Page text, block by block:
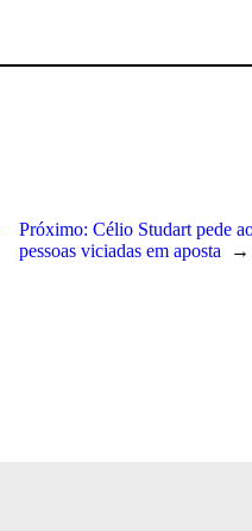
Próximo:Célio Studart pede
pessoas viciadas em aposta
→